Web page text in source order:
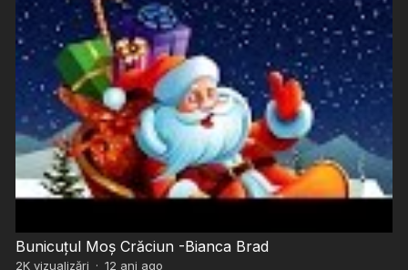
Bunicuțul Moș Crăciun -Bianca Brad
2Kvizualizări · 12 ani ago